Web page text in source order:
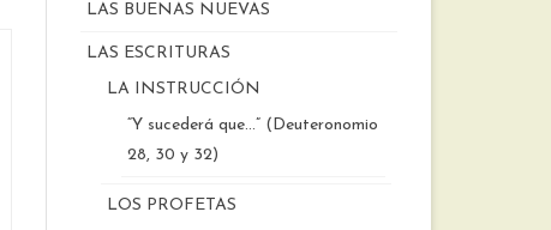
LAS BUENAS NUEVAS
LAS ESCRITURAS
LA INSTRUCCIÓN
“Y sucederá que…” (Deuteronomio
28, 30 y 32)
LOS PROFETAS